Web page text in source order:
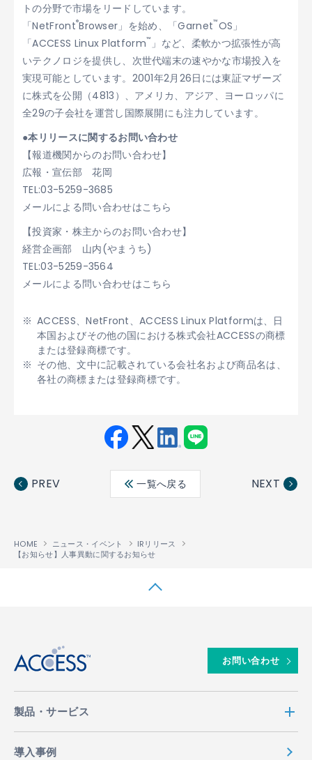
トの分野で市場をリードしています。
「NetFront®Browser」を始め、「Garnet™OS」
「ACCESS Linux Platform™ 」など、柔軟かつ拡張性が高
いテクノロジを提供し、次世代端末の速やかな市場投入を
実現可能としています。2001年2月26日には東証マザーズ
に株式を公開（4813）、アメリカ、アジア、ヨーロッパに
全29の子会社を運営し国際展開にも注力しています。
●本リリースに関するお問い合わせ
【報道機関からのお問い合わせ】
広報・宣伝部 花岡
TEL:03-5259-3685
メールによる問い合わせはこちら
【投資家・株主からのお問い合わせ】
経営企画部 山内(やまうち)
TEL:03-5259-3564
メールによる問い合わせはこちら
ACCESS、NetFront、ACCESS Linux Platformは、日
本国およびその他の国における株式会社ACCESSの商標
または登録商標です。
その他、文中に記載されている会社名および商品名は、
各社の商標または登録商標です。
ebo ter
edin
PREV 一覧へ戻る NEXT
HOME ニュース・イベント
IRリリース
【お知らせ】人事異動に関するお知らせ
お問い合わせ
製品・サービス
導入事例